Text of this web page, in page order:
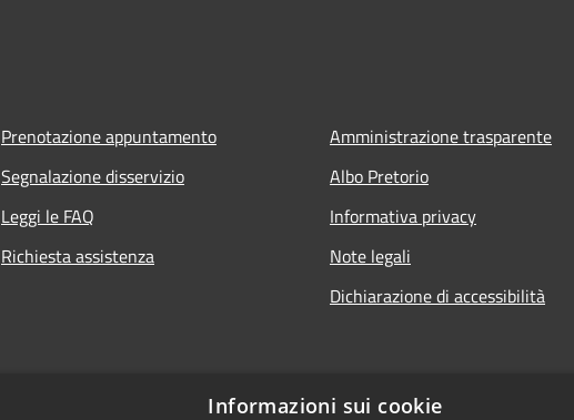
Prenotazione appuntamento
Segnalazione disservizio
Leggi le FAQ
Richiesta assistenza
Amministrazione trasparente
Albo Pretorio
Informativa privacy
Note legali
Dichiarazione di accessibilità
Informazioni sui cookie